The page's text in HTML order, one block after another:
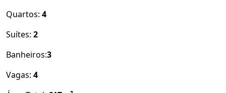
Cozinha
Pé Direito Alto
Wc Social
Quarto Social com Varanda
Suíte Máster com Closet
Quartos: 4
Suítes: 2
Banheiros:3
Vagas: 4